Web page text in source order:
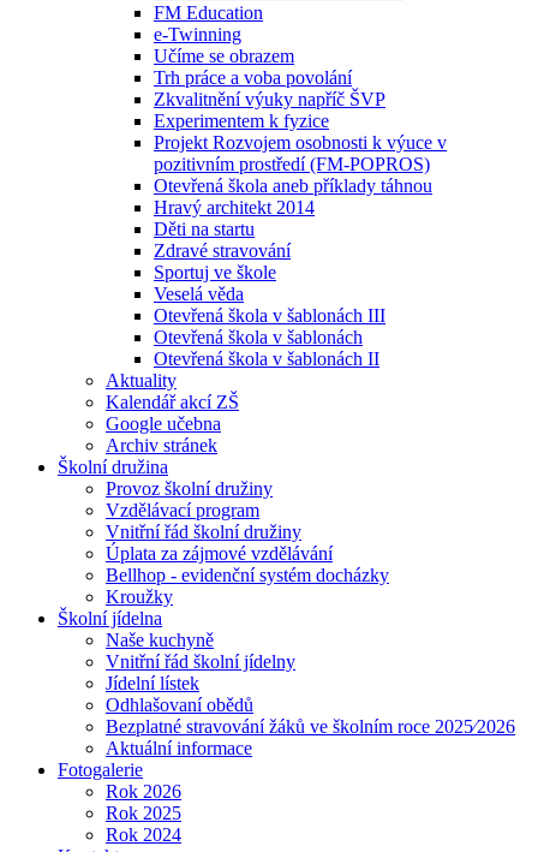
FM Education
e-Twinning
Učíme se obrazem
Trh práce a voba povolání
Zkvalitnění výuky napříč ŠVP
Experimentem k fyzice
Projekt Rozvojem osobnosti k výuce v
pozitivním prostředí (FM-POPROS)
Otevřená škola aneb příklady táhnou
Hravý architekt 2014
Děti na startu
Zdravé stravování
Sportuj ve škole
Veselá věda
Otevřená škola v šablonách III
Otevřená škola v šablonách
Otevřená škola v šablonách II
Aktuality
Kalendář akcí ZŠ
Google učebna
Archiv stránek
Školní družina
Provoz školní družiny
Vzdělávací program
Vnitřní řád školní družiny
Úplata za zájmové vzdělávání
Bellhop - evidenční systém docházky
Kroužky
Školní jídelna
Naše kuchyně
Vnitřní řád školní jídelny
Jídelní lístek
Odhlašovaní obědů
Bezplatné stravování žáků ve školním roce 2025⁄2026
Aktuální informace
Fotogalerie
Rok 2026
Rok 2025
Rok 2024